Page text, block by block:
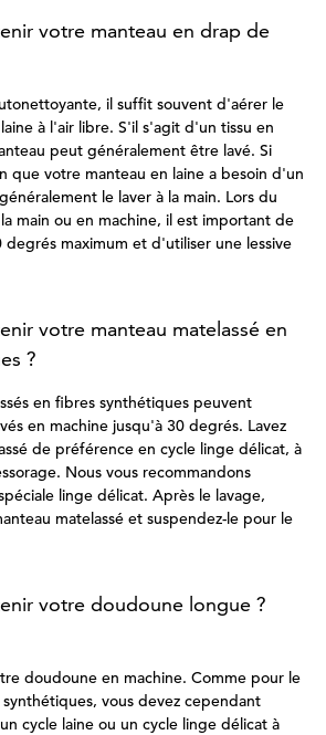
votre manteau en drap de
il suffit souvent d'aérer le
à l'air libre. S'il s'agit d'un tissu en
peut généralement être lavé. Si
que votre manteau en laine a besoin d'un
le laver à la main. Lors du
main ou en machine, il est important de
degrés maximum et d'utiliser une lessive
votre manteau matelassé en
?
en fibres synthétiques peuvent
en machine jusqu'à 30 degrés. Lavez
de préférence en cycle linge délicat, à
Nous vous recommandons
linge délicat. Après le lavage,
matelassé et suspendez-le pour le
votre doudoune longue ?
doudoune en machine. Comme pour le
vous devez cependant
cycle laine ou un cycle linge délicat à